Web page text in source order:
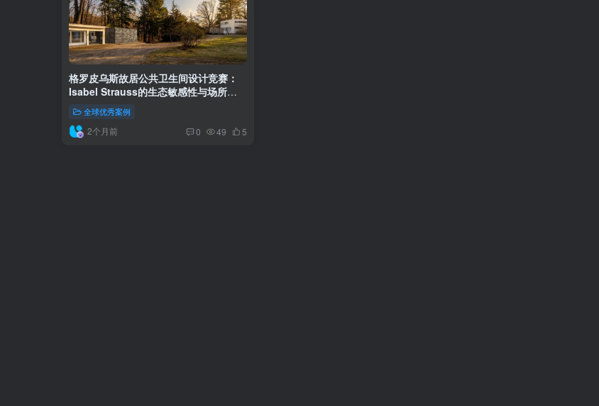
格罗皮乌斯故居公共卫生间设计竞赛：
Isabel Strauss的生态敏感性与场所精
神融合
全球优秀案例
2个月前 0 49 5